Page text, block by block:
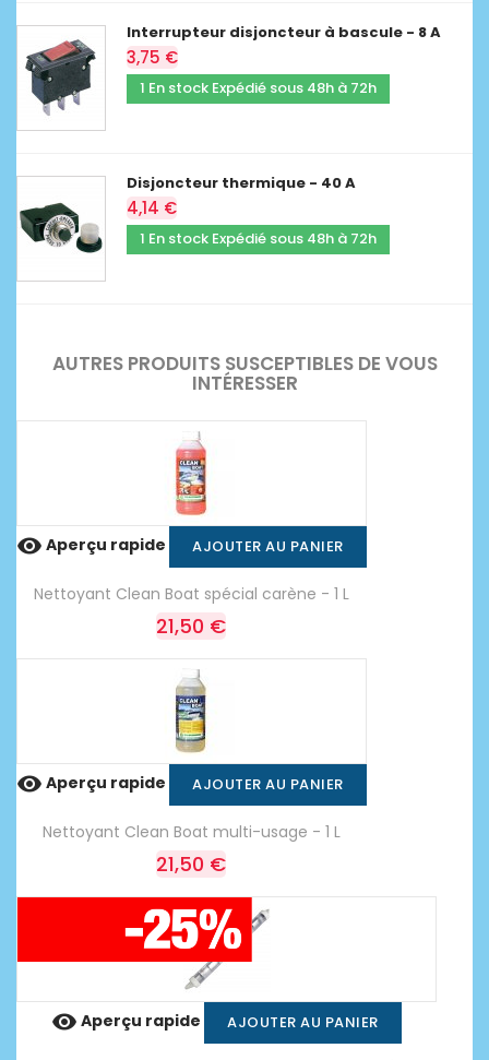
Interrupteur disjoncteur à bascule - 8 A
3,75 €
1 En stock Expédié sous 48h à 72h
Disjoncteur thermique - 40 A
4,14 €
1 En stock Expédié sous 48h à 72h
AUTRES PRODUITS SUSCEPTIBLES DE VOUS
INTÉRESSER
 Aperçu rapide AJOUTER AU PANIER
Nettoyant Clean Boat spécial carène - 1 L
21,50 €
 Aperçu rapide AJOUTER AU PANIER
Nettoyant Clean Boat multi-usage - 1 L
21,50 €
 Aperçu rapide AJOUTER AU PANIER